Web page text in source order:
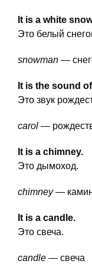
It is a white
Это белый
snowman —
It is the sound
Это звук
carol —
It is a chimney.
Это дымоход.
chimney—
It is a candle.
Это свеча.
candle — свеча